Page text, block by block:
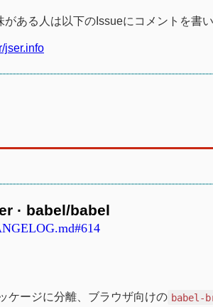
ある人は以下のIssueにコメントを書
jser.info
· babel/babel
ケージに分離、ブラウザ向けの babel-